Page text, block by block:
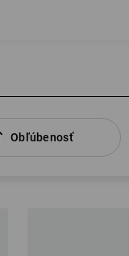
Obľúbenosť